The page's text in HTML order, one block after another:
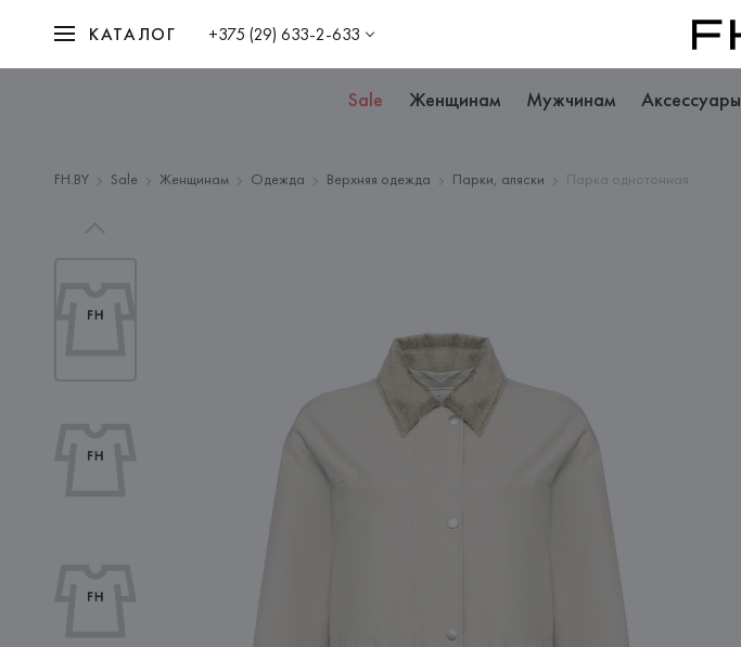
КАТАЛОГ +375 (29) 633-2-633
Sale Женщинам Мужчинам Аксессуары
FH.BY Sale Женщинам Одежда Верхняя одежда Парки, аляски Парка однотонная